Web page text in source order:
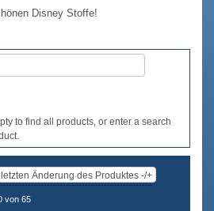
Disney Stoffe!
to find all products, or enter a search
Änderung des Produktes -/+
von 65